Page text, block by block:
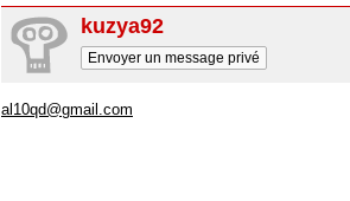
kuzya92
Envoyer un message privé
al10qd@gmail.com